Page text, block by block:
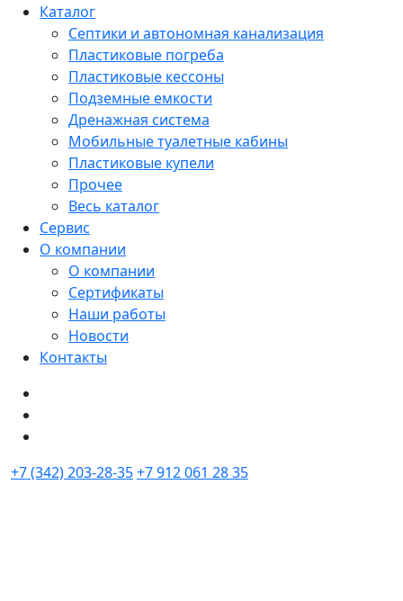
Каталог
Септики и автономная канализация
Пластиковые погреба
Пластиковые кессоны
Подземные емкости
Дренажная система
Мобильные туалетные кабины
Пластиковые купели
Прочее
Весь каталог
Сервис
О компании
О компании
Сертификаты
Наши работы
Новости
Контакты
+7 (342) 203-28-35+7 912 061 28 35